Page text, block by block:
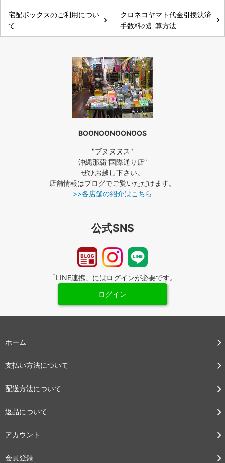
宅配ボックスのご利用につい
て
クロネコヤマト代金引換決済
手数料の計算方法
BOONOONOONOOS
"ブヌヌヌス"
沖縄那覇”国際通り店”
ぜひお越し下さい。
店舗情報はブログでご覧いただけます。
>>各店舗の紹介はこちら
公式SNS
「LINE連携」にはログインが必要です。
ログイン
ホーム
支払い方法について
配送方法について
返品について
アカウント
会員登録